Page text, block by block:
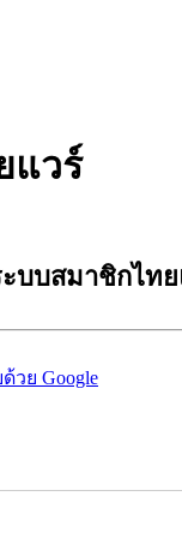
แวร์
ะบบสมาชิกไท
วย Google